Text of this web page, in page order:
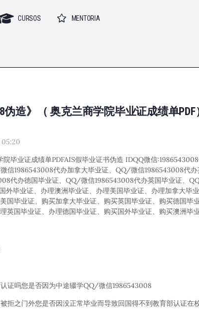
CURSOS MENTORIA
伪造》（ 奥克兰商学院毕业证成绩单
毕业证成绩单PDFAIS假毕业证书伪造 IDQQ微信
信1986543008代办加拿大毕业证、QQ/微信1986543008代
代办德国毕业证、QQ/微信1986543008代办英国毕业证、
毕业证、办理澳洲毕业证、办理美国毕业证、办理加拿大毕
国毕业证、购买加拿大毕业证、购买英国毕业证、购买德国毕
英国毕业证、办理德国毕业证、购买国外毕业证、购买澳洲毕
证吗您是否因为中途辍学QQ/微信1986543008
拒之门外您是否因没正常毕业而导致回国得不到教育部认证